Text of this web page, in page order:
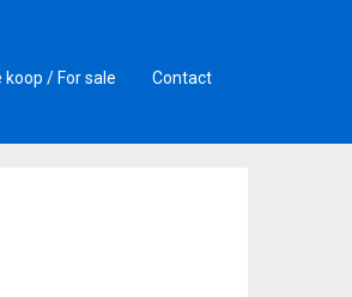
koop / For sale Contact